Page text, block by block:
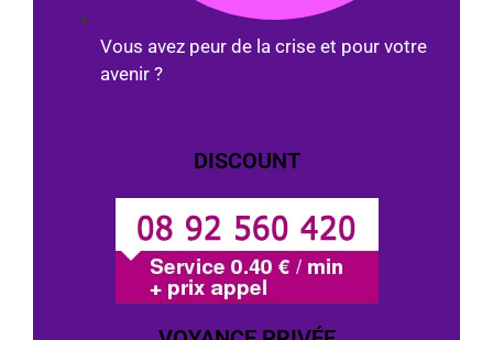
Vous avez peur de la crise et pour votre
avenir ?
DISCOUNT